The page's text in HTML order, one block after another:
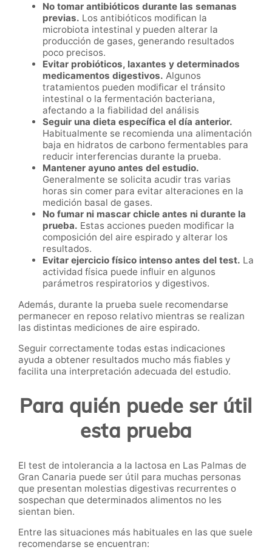
No tomar antibióticos durante las semanas
previas. Los antibióticos modifican la
microbiota intestinal y pueden alterar la
producción de gases, generando resultados
poco precisos.
Evitar probióticos, laxantes y determinados
medicamentos digestivos. Algunos
tratamientos pueden modificar el tránsito
intestinal o la fermentación bacteriana,
afectando a la fiabilidad del análisis
Seguir una dieta específica el día anterior.
Habitualmente se recomienda una alimentación
baja en hidratos de carbono fermentables para
reducir interferencias durante la prueba.
Mantener ayuno antes del estudio.
Generalmente se solicita acudir tras varias
horas sin comer para evitar alteraciones en la
medición basal de gases.
No fumar ni mascar chicle antes ni durante la
prueba. Estas acciones pueden modificar la
composición del aire espirado y alterar los
resultados.
Evitar ejercicio físico intenso antes del test. La
actividad física puede influir en algunos
parámetros respiratorios y digestivos.
Además, durante la prueba suele recomendarse
permanecer en reposo relativo mientras se realizan
las distintas mediciones de aire espirado.
Seguir correctamente todas estas indicaciones
ayuda a obtener resultados mucho más fiables y
facilita una interpretación adecuada del estudio.
Para quién puede ser útil
esta prueba
El test de intolerancia a la lactosa en Las Palmas de
Gran Canaria puede ser útil para muchas personas
que presentan molestias digestivas recurrentes o
sospechan que determinados alimentos no les
sientan bien.
Entre las situaciones más habituales en las que suele
recomendarse se encuentran: